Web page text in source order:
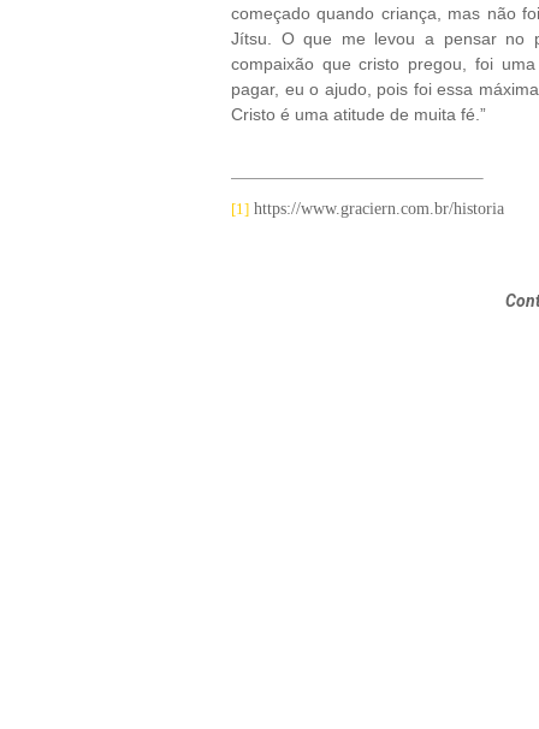
começado quando criança, mas não
Jítsu. O que me levou a pensar no
compaixão que cristo pregou, foi
pagar, eu o ajudo, pois foi essa
Cristo é uma atitude de muita fé.”
[1] https://www.graciern.com.br/historia